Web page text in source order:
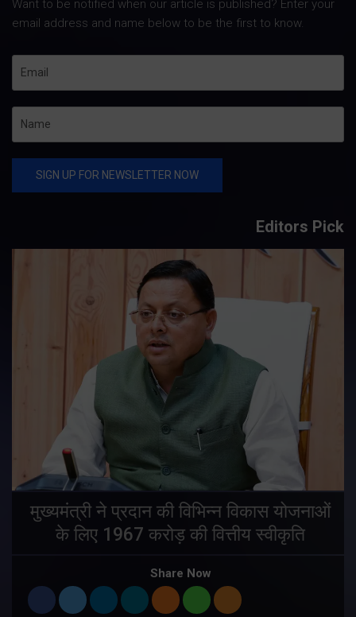
Want to be notified when our article is published? Enter your
email address and name below to be the first to know.
Editors Pick
मुख्यमंत्री ने प्रदान की विभिन्न विकास योजनाओं
के लिए 1967 करोड़ की वित्तीय स्वीकृति
Share Now